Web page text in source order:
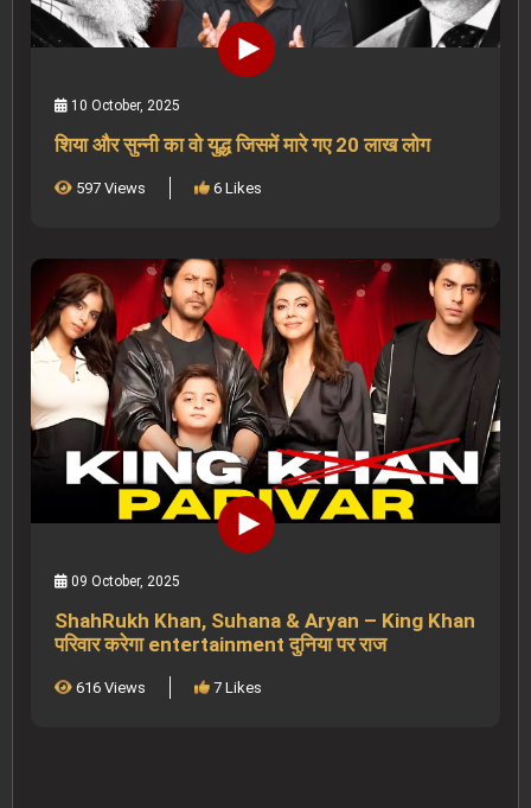
10 October, 2025
शिया और सुन्नी का वो युद्ध जिसमें मारे गए 20 लाख लोग
597 Views 6 Likes
09 October, 2025
ShahRukh Khan, Suhana & Aryan – King Khan
परिवार करेगा entertainment दुनिया पर राज
616 Views 7 Likes